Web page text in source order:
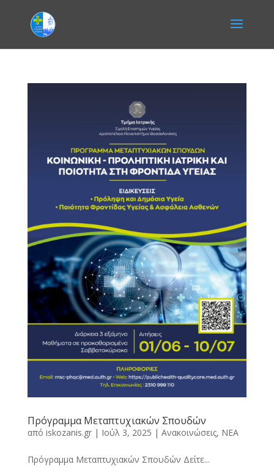
Πρόγραμμα Μεταπτυχιακών Σπουδών
από iskozanis.gr| Ιούλ 3, 2025 | Ανακοινώσεις, ΝΕΑ
Πρόγραμμα Μεταπτυχιακών Σπουδών Δείτε...